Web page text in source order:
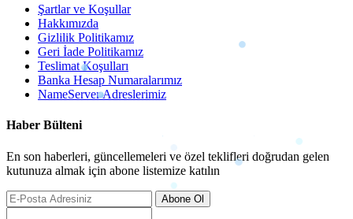
Şartlar ve Koşullar
Hakkımızda
Gizlilik Politikamız
Geri İade Politikamız
Teslimat Koşulları
Banka Hesap Numaralarımız
NameServer Adreslerimiz
Haber Bülteni
En son haberleri, güncellemeleri ve özel teklifleri doğrudan gelen
kutunuza almak için abone listemize katılın
Abone Ol